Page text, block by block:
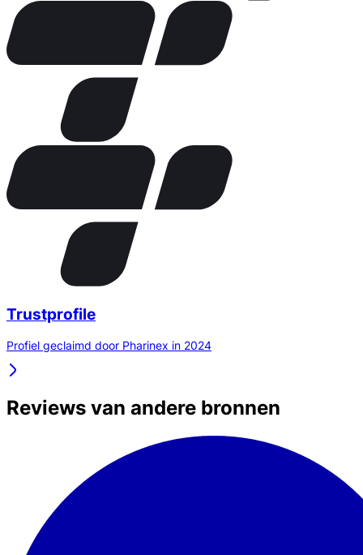
Trustprofile
Profiel geclaimd door Pharinex in 2024
Reviews van andere bronnen